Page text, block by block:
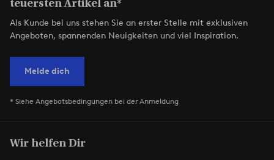
teuersten Artikel an*
Als Kunde bei uns stehen Sie an erster Stelle mit exklusiven
Angeboten, spannenden Neuigkeiten und viel Inspiration.
Melde dich
* Siehe Angebotsbedingungen bei der Anmeldung
Wir helfen Dir